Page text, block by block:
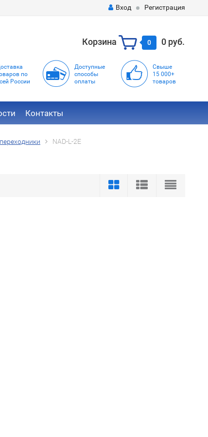
Вход Регистрация
Корзина 0 0 руб.
по
России
Доступные
способы
оплаты
Свыше
15 000+
товаров
Контакты
NAD-L-2E